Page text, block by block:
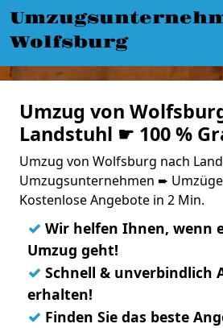
Wolfsburg
Umzug von
Landstuhl ☛ 100 %
Umzug von Wolfsburg nach
Umzugsunternehmen ➨ Umzüge
Kostenlose Angebote in 2 Min.
✓ Wir helfen Ihnen, wenn
Umzug geht!
✓ Schnell & unverbindlich
erhalten!
✓ Finden Sie das beste